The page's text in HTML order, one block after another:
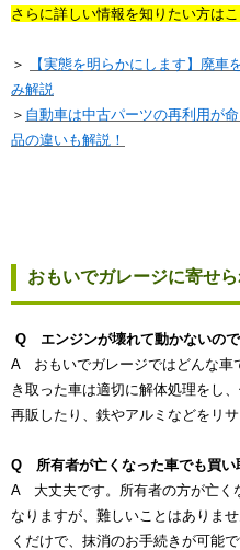
さらに詳しい情報を知りたい方は
＞
【実態を明らかにします】廃
み解説
＞ 自動車は中古パーツの再利用が
品の違いも解説！
おもいでガレージに寄せ
Q エンジンが壊れて動かないの
A おもいでガレージではどんな車
き取った車は適切に解体処理をし
再販したり、鉄やアルミなどをリ
Q 所有者が亡くなった車でも買い
A 大丈夫です。所有者の方が亡く
なりますが、難しいことはありま
くだけで、抹消のお手続きが可能で